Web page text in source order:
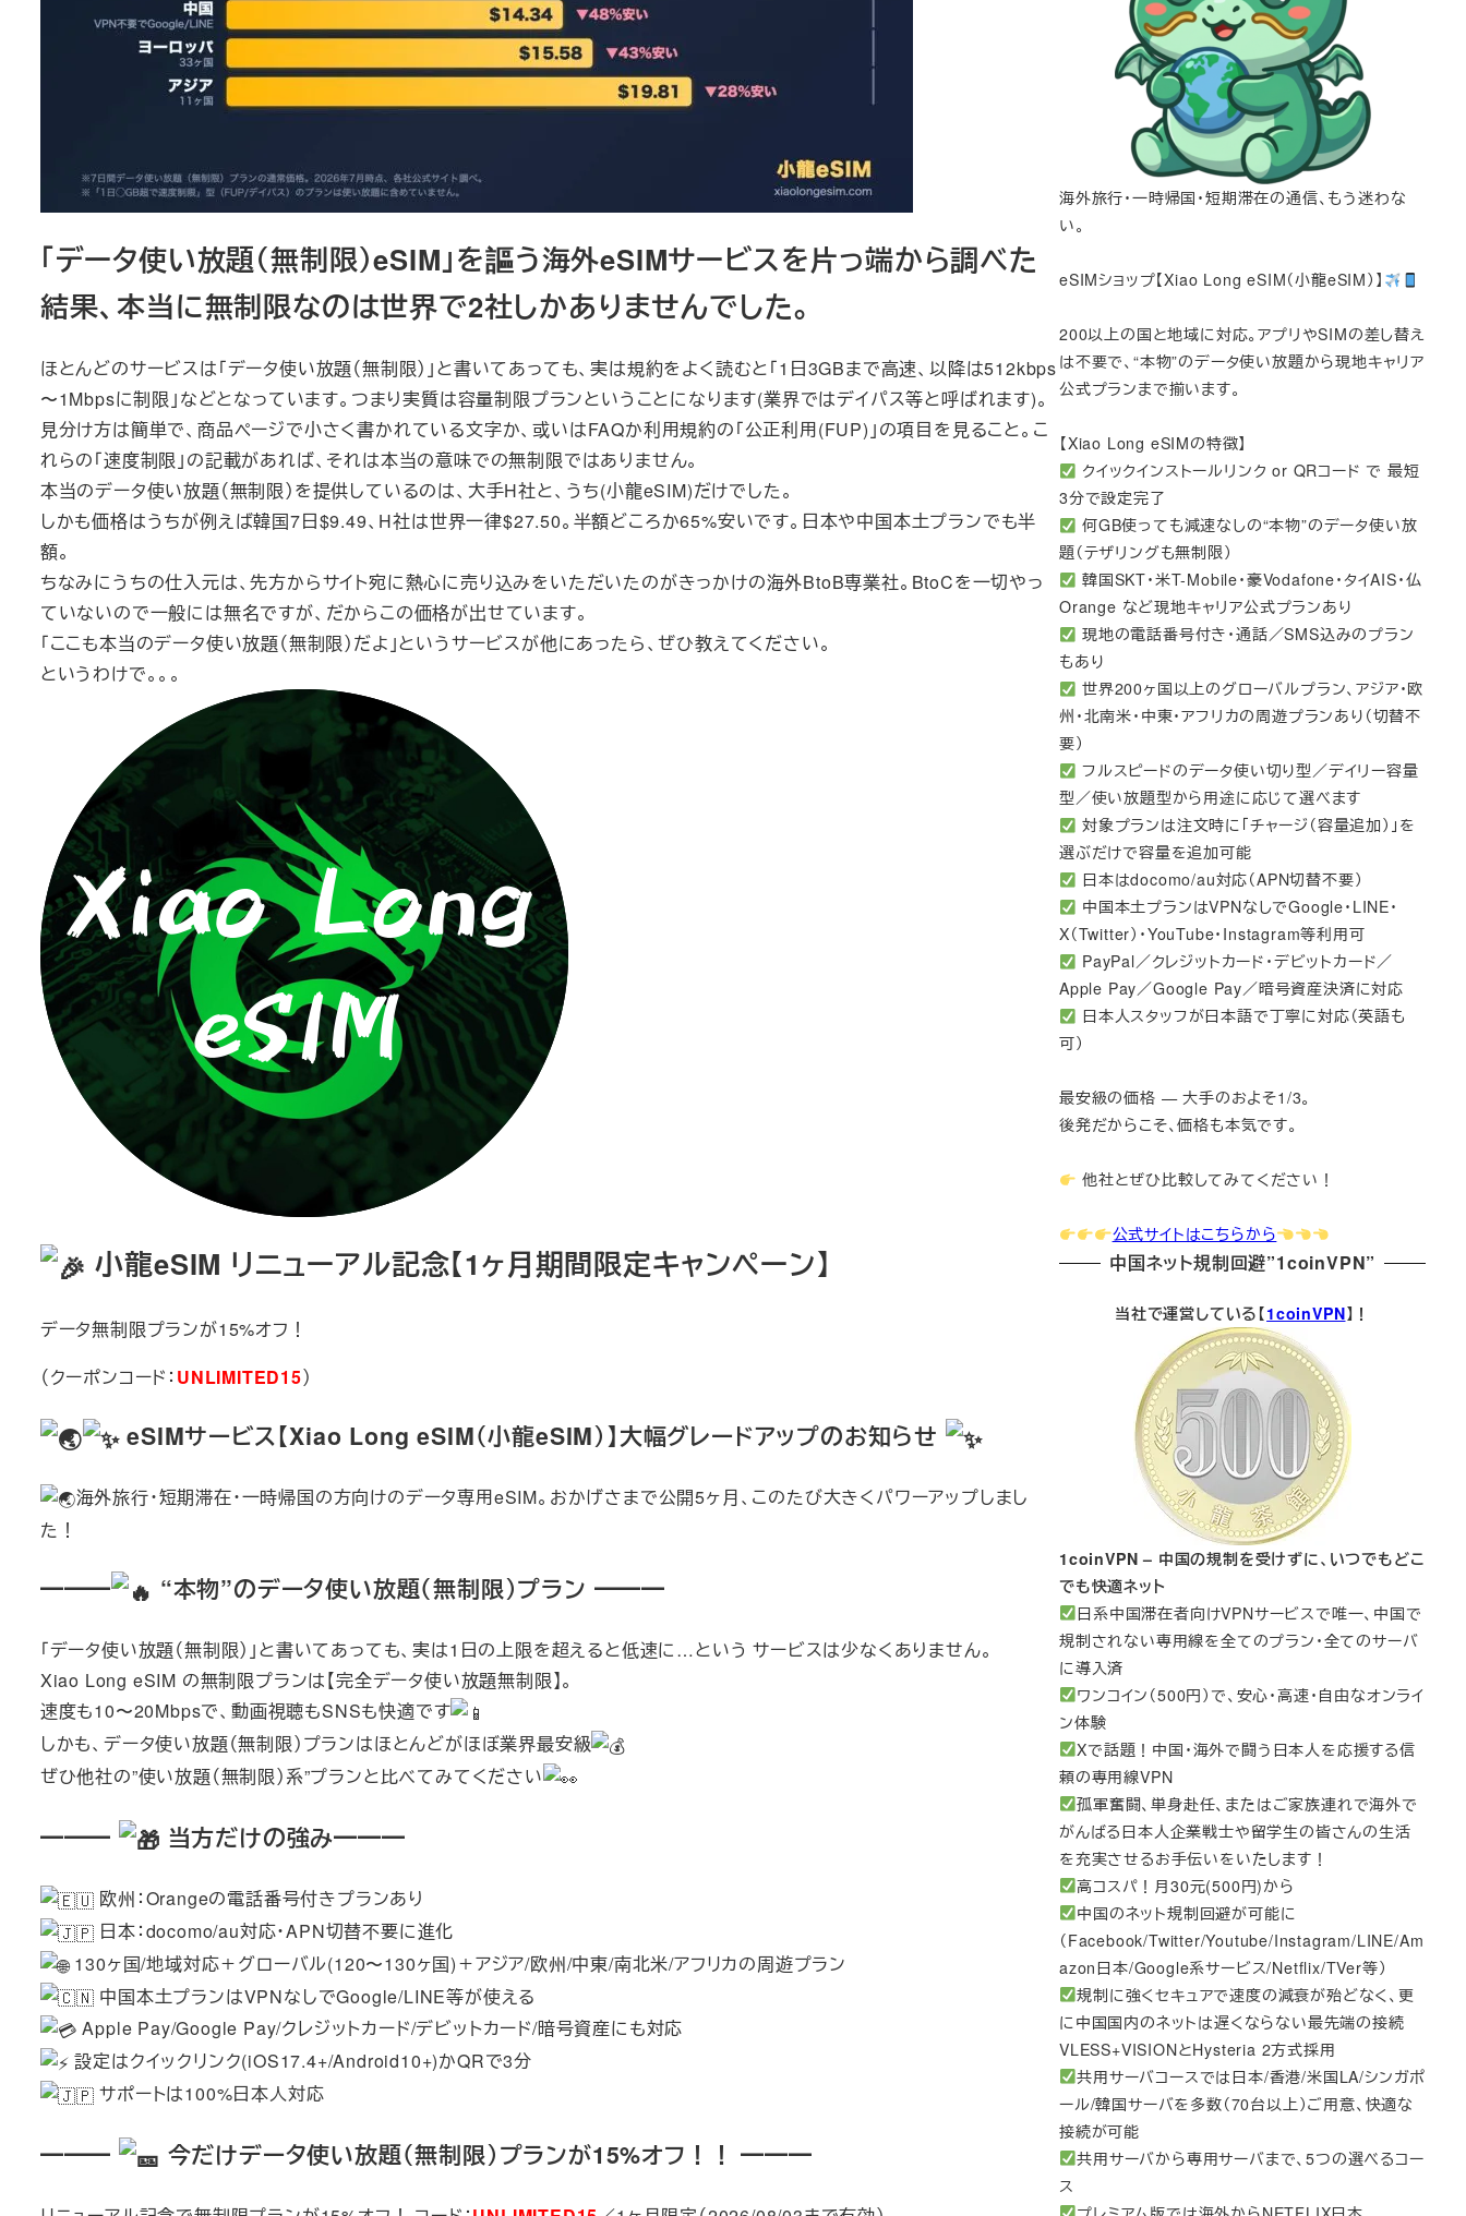
「データ使い放題（無制限）eSIM」を謳う海外eSIMサービスを片っ端から調べた
結果、本当に無制限なのは世界で2社しかありませんでした。
ほとんどのサービスは「データ使い放題（無制限）」と書いてあっても、実は規約をよく読むと「1日3GBまで高速、以降は512kbps
〜1Mbpsに制限」などとなっています。つまり実質は容量制限プランということになります(業界ではデイパス等と呼ばれます)。
見分け方は簡単で、商品ページで小さく書かれている文字か、或いはFAQか利用規約の「公正利用(FUP)」の項目を見ること。こ
れらの「速度制限」の記載があれば、それは本当の意味での無制限ではありません。
本当のデータ使い放題（無制限）を提供しているのは、大手H社と、うち(小龍eSIM)だけでした。
しかも価格はうちが例えば韓国7日$9.49、H社は世界一律$27.50。半額どころか65%安いです。日本や中国本土プランでも半
額。
ちなみにうちの仕入元は、先方からサイト宛に熱心に売り込みをいただいたのがきっかけの海外BtoB専業社。BtoCを一切やっ
ていないので一般には無名ですが、だからこの価格が出せています。
「ここも本当のデータ使い放題（無制限）だよ」というサービスが他にあったら、ぜひ教えてください。
というわけで。。。
小龍eSIM リニューアル記念【1ヶ月期間限定キャンペーン】
データ無制限プランが15%オフ！
（クーポンコード： UNLIMITED15）
eSIMサービス【Xiao Long eSIM（小龍eSIM）】大幅グレードアップのお知らせ
海外旅行・短期滞在・一時帰国の方向けのデータ専用eSIM。おかげさまで公開5ヶ月、このたび大きくパワーアップしまし
た！
━━━ “本物”のデータ使い放題（無制限）プラン ━━━
「データ使い放題（無制限）」と書いてあっても、実は1日の上限を超えると低速に…という サービスは少なくありません。
Xiao Long eSIM の無制限プランは【完全データ使い放題無制限】。
速度も10〜20Mbpsで、動画視聴もSNSも快適です
しかも、データ使い放題（無制限）プランはほとんどがほぼ業界最安級
ぜひ他社の”使い放題（無制限）系”プランと比べてみてください
━━━ 当方だけの強み━━━
欧州：Orangeの電話番号付きプランあり
日本：docomo/au対応・APN切替不要に進化
130ヶ国/地域対応＋グローバル(120〜130ヶ国)＋アジア/欧州/中東/南北米/アフリカの周遊プラン
中国本土プランはVPNなしでGoogle/LINE等が使える
Apple Pay/Google Pay/クレジットカード/デビットカード/暗号資産にも対応
設定はクイックリンク(iOS17.4+/Android10+)かQRで3分
サポートは100%日本人対応
━━━ 今だけデータ使い放題（無制限）プランが15%オフ！！ ━━━
海外旅行・一時帰国・短期滞在の通信、もう迷わな
い。
eSIMショップ【Xiao Long eSIM（小龍eSIM）】
200以上の国と地域に対応。アプリやSIMの差し替え
は不要で、“本物”のデータ使い放題から現地キャリア
公式プランまで揃います。
【Xiao Long eSIMの特徴】
クイックインストールリンク or QRコード で 最短
3分で設定完了
何GB使っても減速なしの“本物”のデータ使い放
題（テザリングも無制限）
韓国SKT・米T-Mobile・豪Vodafone・タイAIS・仏
Orange など現地キャリア公式プランあり
現地の電話番号付き・通話／SMS込みのプラン
もあり
世界200ヶ国以上のグローバルプラン、アジア・欧
州・北南米・中東・アフリカの周遊プランあり（切替不
要）
フルスピードのデータ使い切り型／デイリー容量
型／使い放題型から用途に応じて選べます
対象プランは注文時に「チャージ（容量追加）」を
選ぶだけで容量を追加可能
日本はdocomo/au対応（APN切替不要）
中国本土プランはVPNなしでGoogle・LINE・
X（Twitter）・YouTube・Instagram等利用可
PayPal／クレジットカード・デビットカード／
Apple Pay／Google Pay／暗号資産決済に対応
日本人スタッフが日本語で丁寧に対応（英語も
可）
最安級の価格 — 大手のおよそ1/3。
後発だからこそ、価格も本気です。
他社とぜひ比較してみてください！
公式サイトはこちらから
中国ネット規制回避”1coinVPN”
当社で運営している【1coinVPN】！
1coinVPN – 中国の規制を受けずに、いつでもどこ
でも快適ネット
日系中国滞在者向けVPNサービスで唯一、中国で
規制されない専用線を全てのプラン・全てのサーバ
に導入済
ワンコイン（500円）で、安心・高速・自由なオンライ
ン体験
Xで話題！中国・海外で闘う日本人を応援する信
頼の専用線VPN
孤軍奮闘、単身赴任、またはご家族連れで海外で
がんばる日本人企業戦士や留学生の皆さんの生活
を充実させるお手伝いをいたします！
高コスパ！月30元(500円)から
中国のネット規制回避が可能に
（Facebook/Twitter/Youtube/Instagram/LINE/Am
azon日本/Google系サービス/Netflix/TVer等）
規制に強くセキュアで速度の減衰が殆どなく、更
に中国国内のネットは遅くならない最先端の接続
VLESS+VISIONとHysteria 2方式採用
共用サーバコースでは日本/香港/米国LA/シンガポ
ール/韓国サーバを多数（70台以上）ご用意、快適な
接続が可能
共用サーバから専用サーバまで、5つの選べるコー
ス